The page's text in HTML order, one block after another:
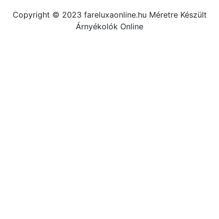
Copyright © 2023 fareluxaonline.hu Méretre Készült
Árnyékolók Online